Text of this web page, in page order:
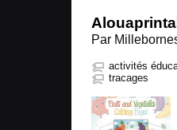
Par
activités
tracages